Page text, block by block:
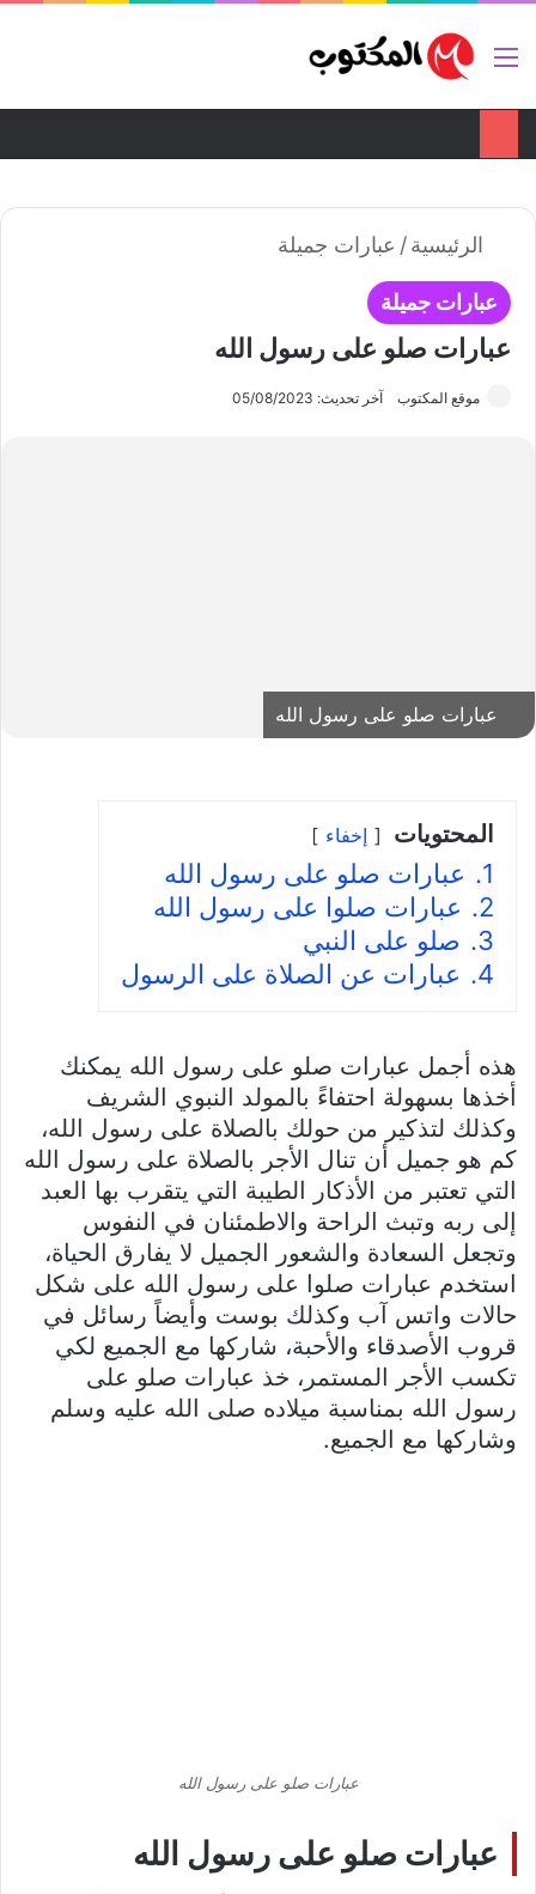
القائمة
الرئيسية/ عبارات جميلة
عبارات جميلة
عبارات صلو على رسول الله
موقع المكتوب آخر تحديث: 05/08/2023
عبارات صلو على رسول الله
المحتويات إخفاء
1.
عبارات صلو على رسول الله
2.
عبارات صلوا على رسول الله
3.
صلو على النبي
4.
عبارات عن الصلاة على الرسول
هذه أجمل عبارات صلو على رسول الله يمكنك
أخذها بسهولة احتفاءً بالمولد النبوي الشريف
وكذلك لتذكير من حولك بالصلاة على رسول الله،
كم هو جميل أن تنال الأجر بالصلاة على رسول الله
التي تعتبر من الأذكار الطيبة التي يتقرب بها العبد
إلى ربه وتبث الراحة والاطمئنان في النفوس
وتجعل السعادة والشعور الجميل لا يفارق الحياة،
استخدم عبارات صلوا على رسول الله على شكل
حالات واتس آب وكذلك بوست وأيضاً رسائل في
قروب الأصدقاء والأحبة، شاركها مع الجميع لكي
تكسب الأجر المستمر، خذ عبارات صلو على
رسول الله بمناسبة ميلاده صلى الله عليه وسلم
وشاركها مع الجميع.
عبارات صلو على رسول الله
عبارات صلو على رسول الله
ضع اعلانك هنا